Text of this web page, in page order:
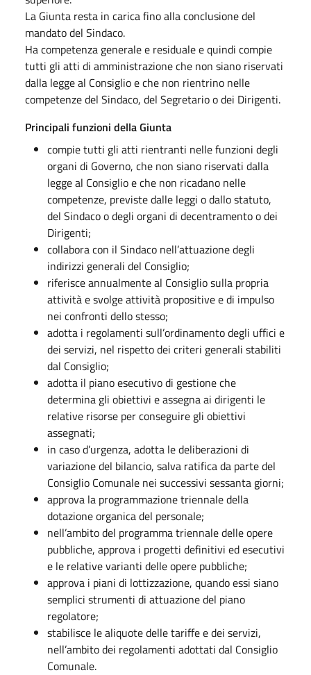
La Giunta resta in carica fino alla conclusione del
mandato del Sindaco.
Ha competenza generale e residuale e quindi compie
tutti gli atti di amministrazione che non siano riservati
dalla legge al Consiglio e che non rientrino nelle
competenze del Sindaco, del Segretario o dei Dirigenti.
Principali funzioni della Giunta
compie tutti gli atti rientranti nelle funzioni degli
organi di Governo, che non siano riservati dalla
legge al Consiglio e che non ricadano nelle
competenze, previste dalle leggi o dallo statuto,
del Sindaco o degli organi di decentramento o dei
Dirigenti;
collabora con il Sindaco nell’attuazione degli
indirizzi generali del Consiglio;
riferisce annualmente al Consiglio sulla propria
attività e svolge attività propositive e di impulso
nei confronti dello stesso;
adotta i regolamenti sull’ordinamento degli uffici e
dei servizi, nel rispetto dei criteri generali stabiliti
dal Consiglio;
adotta il piano esecutivo di gestione che
determina gli obiettivi e assegna ai dirigenti le
relative risorse per conseguire gli obiettivi
assegnati;
in caso d’urgenza, adotta le deliberazioni di
variazione del bilancio, salva ratifica da parte del
Consiglio Comunale nei successivi sessanta giorni;
approva la programmazione triennale della
dotazione organica del personale;
nell’ambito del programma triennale delle opere
pubbliche, approva i progetti definitivi ed esecutivi
e le relative varianti delle opere pubbliche;
approva i piani di lottizzazione, quando essi siano
semplici strumenti di attuazione del piano
regolatore;
stabilisce le aliquote delle tariffe e dei servizi,
nell’ambito dei regolamenti adottati dal Consiglio
Comunale.